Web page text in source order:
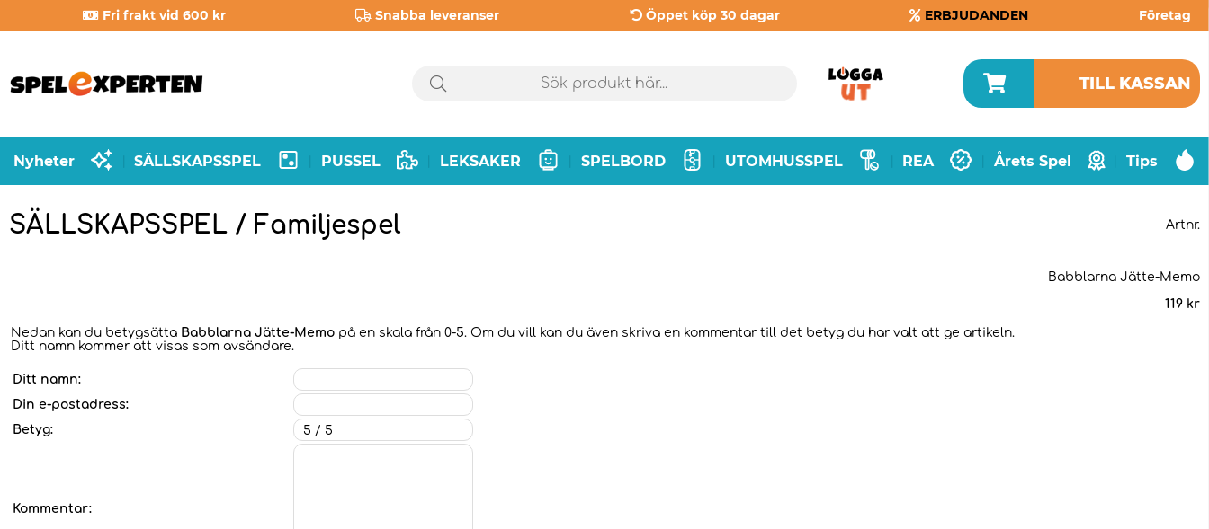
Fri frakt vid 600 kr Snabba leveranser Öppet köp 30 dagar ERBJUDANDEN Företag
TILL KASSAN
Nyheter SÄLLSKAPSSPEL PUSSEL LEKSAKER SPELBORD UTOMHUSSPEL REA Årets Spel Tips
SÄLLSKAPSSPEL / Familjespel Artnr.
Babblarna Jätte-Memo
119 kr
Nedan kan du betygsätta Babblarna Jätte-Memo på en skala från 0-5. Om du vill kan du även skriva en kommentar till det betyg du har valt att ge artikeln.
Ditt namn kommer att visas som avsändare.
Ditt namn:
Din e-postadress:
Betyg:
Kommentar: